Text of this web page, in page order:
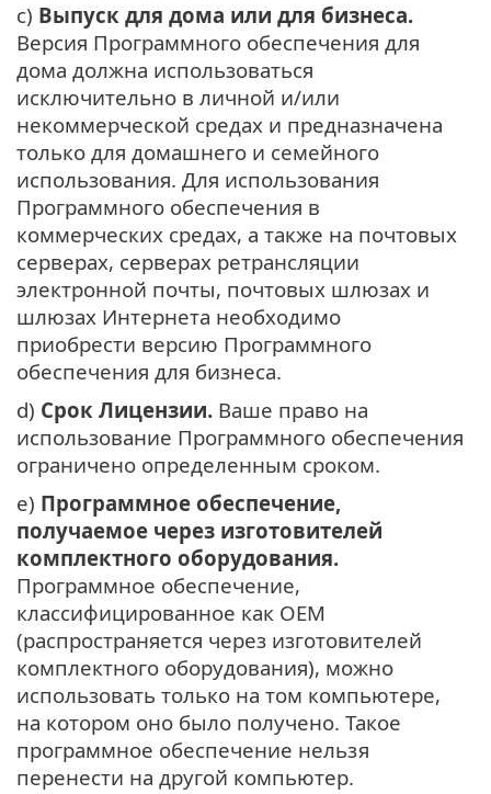
c) Выпуск для дома или для бизнеса.
Версия Программного обеспечения для
дома должна использоваться
исключительно в личной и/или
некоммерческой средах и предназначена
только для домашнего и семейного
использования. Для использования
Программного обеспечения в
коммерческих средах, а также на почтовых
серверах, серверах ретрансляции
электронной почты, почтовых шлюзах и
шлюзах Интернета необходимо
приобрести версию Программного
обеспечения для бизнеса.
d) Срок Лицензии. Ваше право на
использование Программного обеспечения
ограничено определенным сроком.
e) Программное обеспечение,
получаемое через изготовителей
комплектного оборудования.
Программное обеспечение,
классифицированное как OEM
(распространяется через изготовителей
комплектного оборудования), можно
использовать только на том компьютере,
на котором оно было получено. Такое
программное обеспечение нельзя
перенести на другой компьютер.